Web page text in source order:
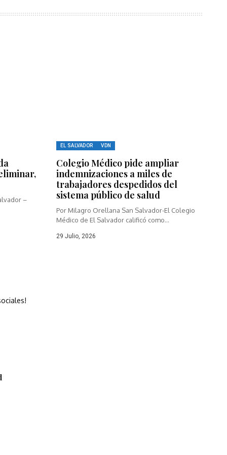
–
EL SALVADOR VDN
Colegio Médico pide ampliar
indemnizaciones a miles de
trabajadores despedidos del
sistema público de salud
Por Milagro Orellana San Salvador-El Colegio
Médico de El Salvador calificó como...
29 Julio, 2026